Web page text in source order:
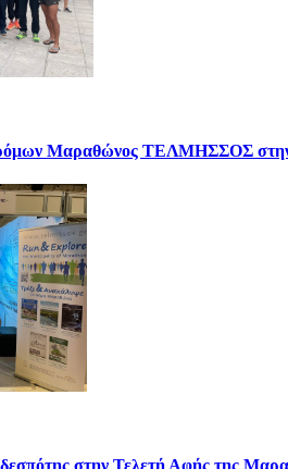
Μαραθώνος ΤΕΛΜΗΣΣΟΣ